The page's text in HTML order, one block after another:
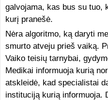
galvojama, kas bus su tuo,
kurį pranešė.
Nėra algoritmo, ką daryti
smurto atveju prieš vaiką.
Vaiko teisių tarnybai,
Medikai informuoja kurią
atskleidė, kad specialistai
instituciją kurią informuoja.